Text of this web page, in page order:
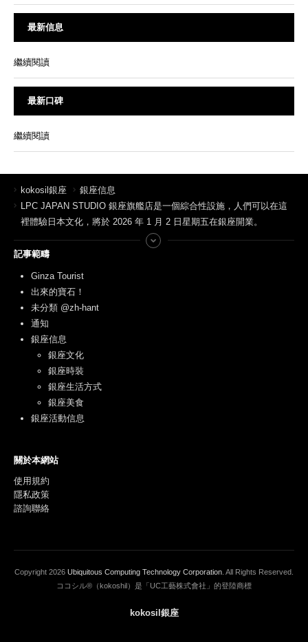
最新信息
繼續閱讀
最新口碑
繼續閱讀
kokosil銀座
銀座信息
LPC JAPAN STUDIO 銀座旗艦店是一個綜合性設施，人們可以在這
裡體驗日本文化，將於 2026 年 1 月 2 日星期五在銀座開業。
記事範疇
Ginza Tourist
出來的寶石！
未分類 @zh-hant
通知
銀座信息
銀座文化
銀座時裝
銀座生活方式
銀座美食
銀座活動信息
關於本網站
使用規約
隱私政策
諮詢聯絡
Copyright 2026 Ubiquitous Computing Technology Corporation . All Rights Reserved.
ココシル®（kokoshil）是「UC工藝株式會社」的登陸商標
kokosil銀座